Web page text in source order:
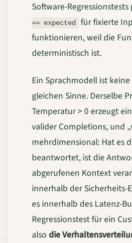
Software-
== expected
für fixierte
funktionieren, weil die
deterministisch ist.
Ein Sprachmodell ist
gleichen Sinne. Derselbe
Temperatur > 0 erzeugt
valider Completions, und
mehrdimensional: Hat es
beantwortet, ist die
abgerufenen Kontext
innerhalb der Sicherheits-
es innerhalb des Latenz-
Regressionstest für ein
also die